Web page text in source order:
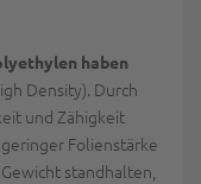
haben
Density). Durch
und Zähigkeit
Folienstärke
standhalten,